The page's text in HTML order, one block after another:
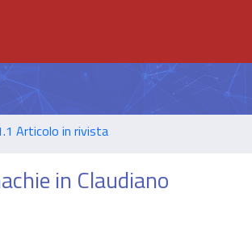
Articolo in rivista
in Claudiano